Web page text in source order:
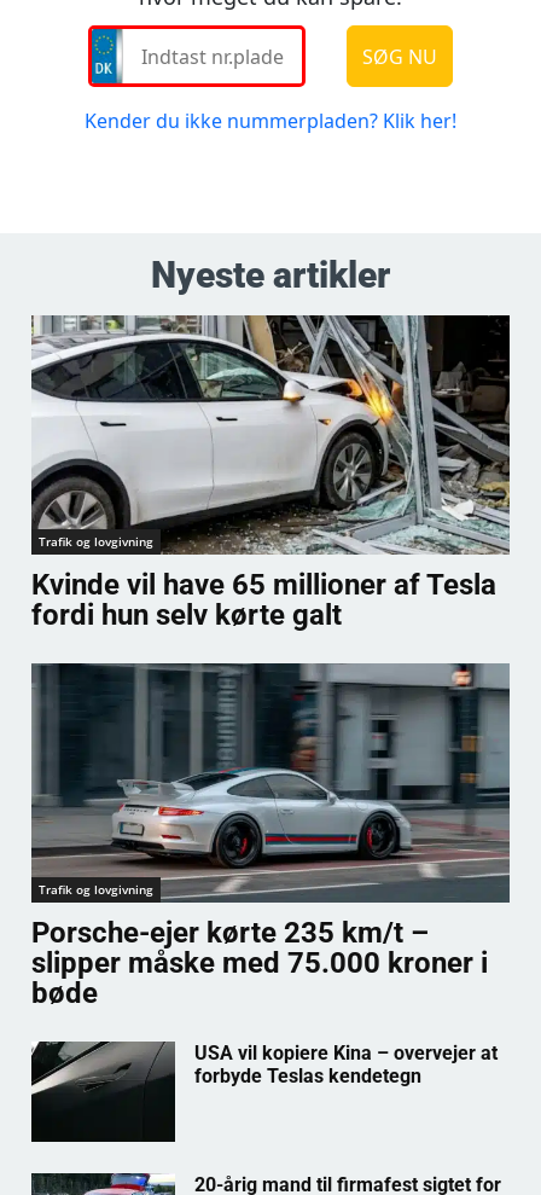
Nyeste artikler
Trafik og lovgivning
Kvinde vil have 65 millioner af Tesla
fordi hun selv kørte galt
Trafik og lovgivning
Porsche-ejer kørte 235 km/t –
slipper måske med 75.000 kroner i
bøde
USA vil kopiere Kina – overvejer at
forbyde Teslas kendetegn
20-årig mand til firmafest sigtet for